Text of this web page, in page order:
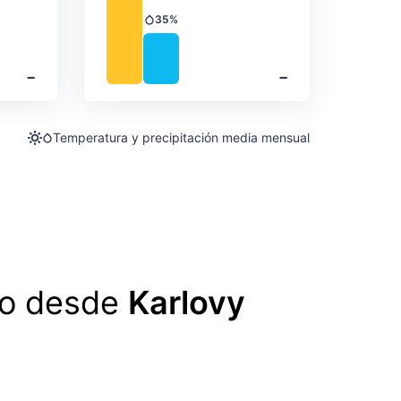
‐ ‐
Precipitación
35%
Temperatura y precipitación media mensual
desde Karlovy